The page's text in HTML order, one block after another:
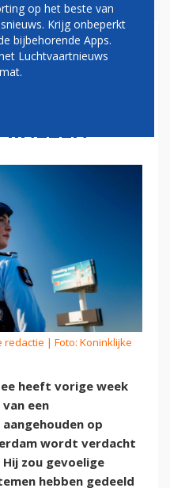
DATA
redactie | Foto: Koninklijke
heeft vorige week
een
op
wordt verdacht
zou gevoelige
hebben gedeeld
op het beste van
Krijg onbeperkt
bijbehorende Apps.
Luchtvaartnieuws